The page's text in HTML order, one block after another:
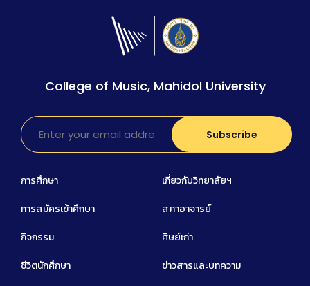
College of Music, Mahidol University
การศึกษา
การสมัครเข้าศึกษา
กิจกรรม
ชีวิตนักศึกษา
เกี่ยวกับวิทยาลัยฯ
สภาอาจารย์
ศิษย์เก่า
ข่าวสารและบทความ